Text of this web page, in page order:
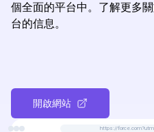
個全面的平台中。了解更多
台的信息。
開啟網站
https://